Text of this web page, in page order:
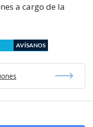
a cargo de la
AVÍSANOS